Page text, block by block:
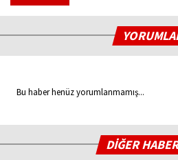
Bu haber henüz yorumlanmamış...
DİĞER